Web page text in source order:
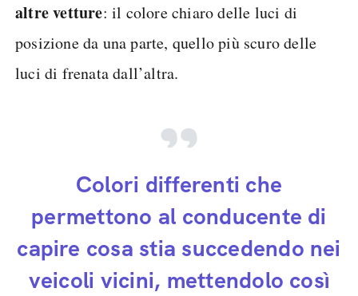
altre vetture: il colore chiaro delle luci di
posizione da una parte, quello più scuro delle
luci di frenata dall’altra.
Colori differenti che
permettono al conducente di
capire cosa stia succedendo nei
veicoli vicini, mettendolo così